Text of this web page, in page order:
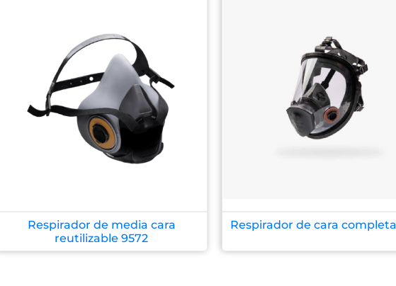
Respirador de media cara
reutilizable 9572
Respirador de cara